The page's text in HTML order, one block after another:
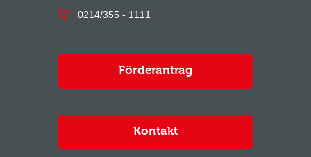
0214/355 - 1111
Förderantrag
Kontakt